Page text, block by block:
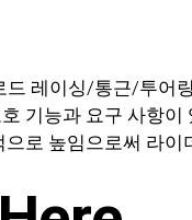
드 레이싱/통근/투어
기능과 요구 사항이
로 높임으로써 라이